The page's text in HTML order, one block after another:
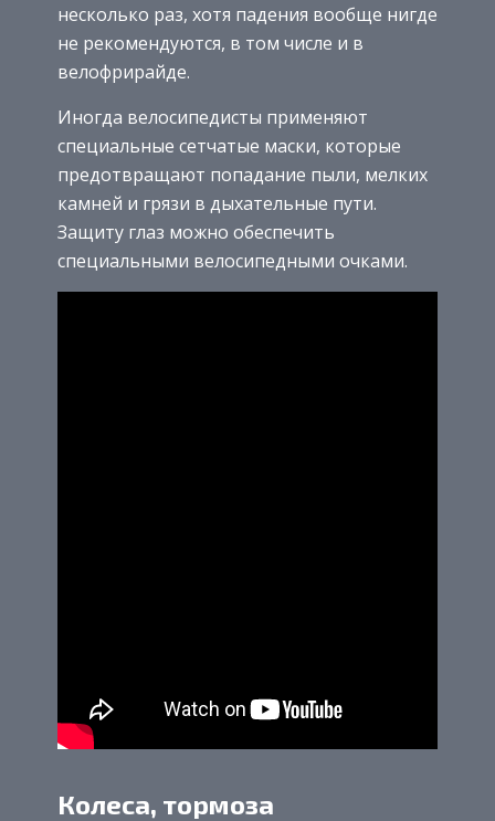
несколько раз, хотя падения вообще нигде
не рекомендуются, в том числе и в
велофрирайде.
Иногда велосипедисты применяют
специальные сетчатые маски, которые
предотвращают попадание пыли, мелких
камней и грязи в дыхательные пути.
Защиту глаз можно обеспечить
специальными велосипедными очками.
Колеса, тормоза